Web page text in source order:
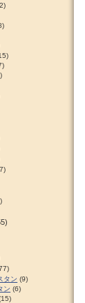
タン (9)
ン (6)